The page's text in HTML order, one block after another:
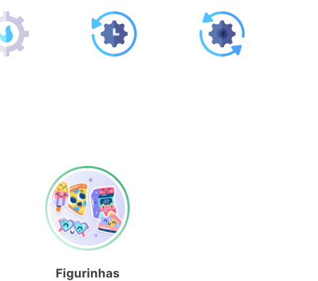
Figurinhas